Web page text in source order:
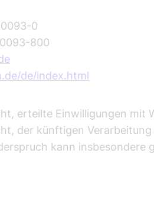
0
800
de/index.html
erteilte Einwilligungen mit
der künftigen
kann